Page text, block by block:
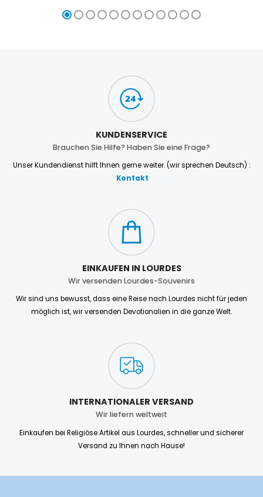
KUNDENSERVICE
Brauchen Sie Hilfe? Haben Sie eine Frage?
Unser Kundendienst hilft Ihnen gerne weiter. (wir sprechen Deutsch) :
Kontakt
EINKAUFEN IN LOURDES
Wir versenden Lourdes-Souvenirs
Wir sind uns bewusst, dass eine Reise nach Lourdes nicht für jeden
möglich ist, wir versenden Devotionalien in die ganze Welt.
INTERNATIONALER VERSAND
Wir liefern weltweit
Einkaufen bei Religiöse Artikel aus Lourdes, schneller und sicherer
Versand zu Ihnen nach Hause!